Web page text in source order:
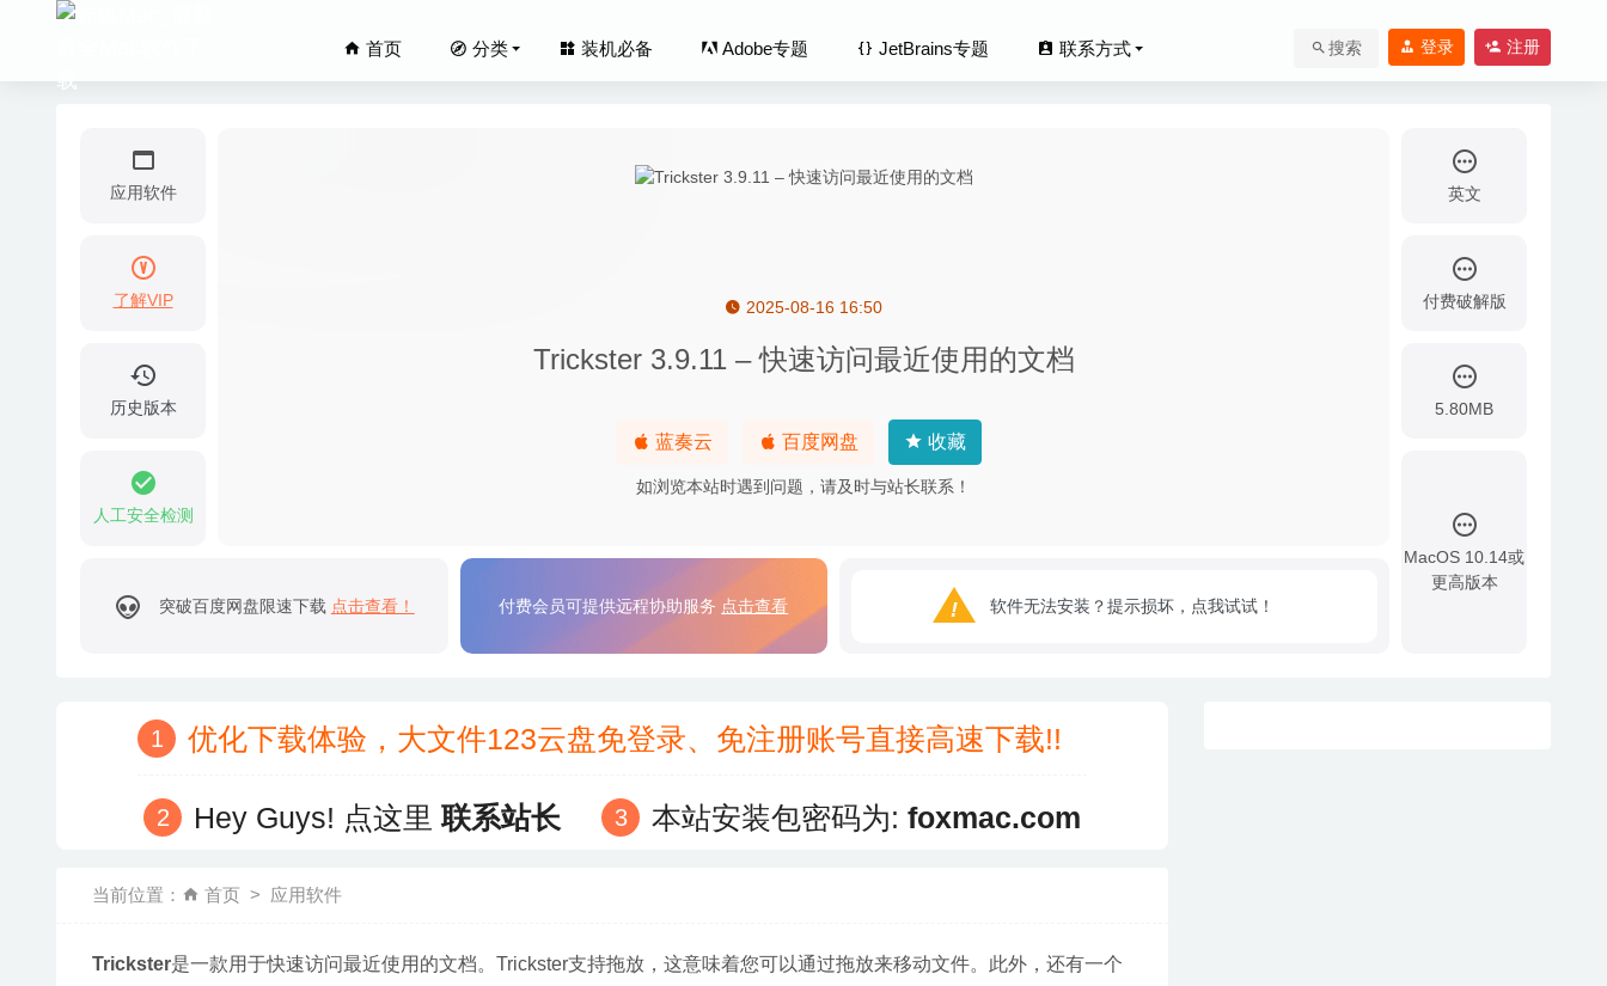
首页 分类 装机必备 Adobe专题 JetBrains专题 联系方式 搜索 登录 注册
应用软件
了解VIP
历史版本
人工安全检测
2025-08-16 16:50
Trickster 3.9.11 – 快速访问最近使用的文档
蓝奏云 百度网盘 收藏
如浏览本站时遇到问题，请及时与站长联系！
英文
付费破解版
5.80MB
MacOS 10.14或
更高版本
突破百度网盘限速下载 点击查看！ 付费会员可提供远程协助服务 点击查看 软件无法安装？提示损坏，点我试试！
优化下载体验，大文件123云盘免登录、免注册账号直接高速下载!!
Hey Guys! 点这里联系站长 本站安装包密码为: foxmac.com
当前位置： 首页 应用软件
Trickster是一款用于快速访问最近使用的文档。Trickster支持拖放，这意味着您可以通过拖放来移动文件。此外，还有一个
LaunchBar 6.13 – 快速启动工具 2020-09-01
Photo Mechanic 2025.1 – 数码照片编辑与管理系统 2025-02-14
ExactScan Pro 20.6.12 中文版-专业的文档扫描及扫描仪驱动程序软件